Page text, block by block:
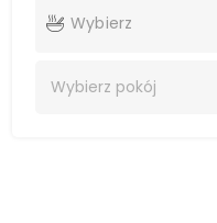
Wybierz
Wybierz pokój